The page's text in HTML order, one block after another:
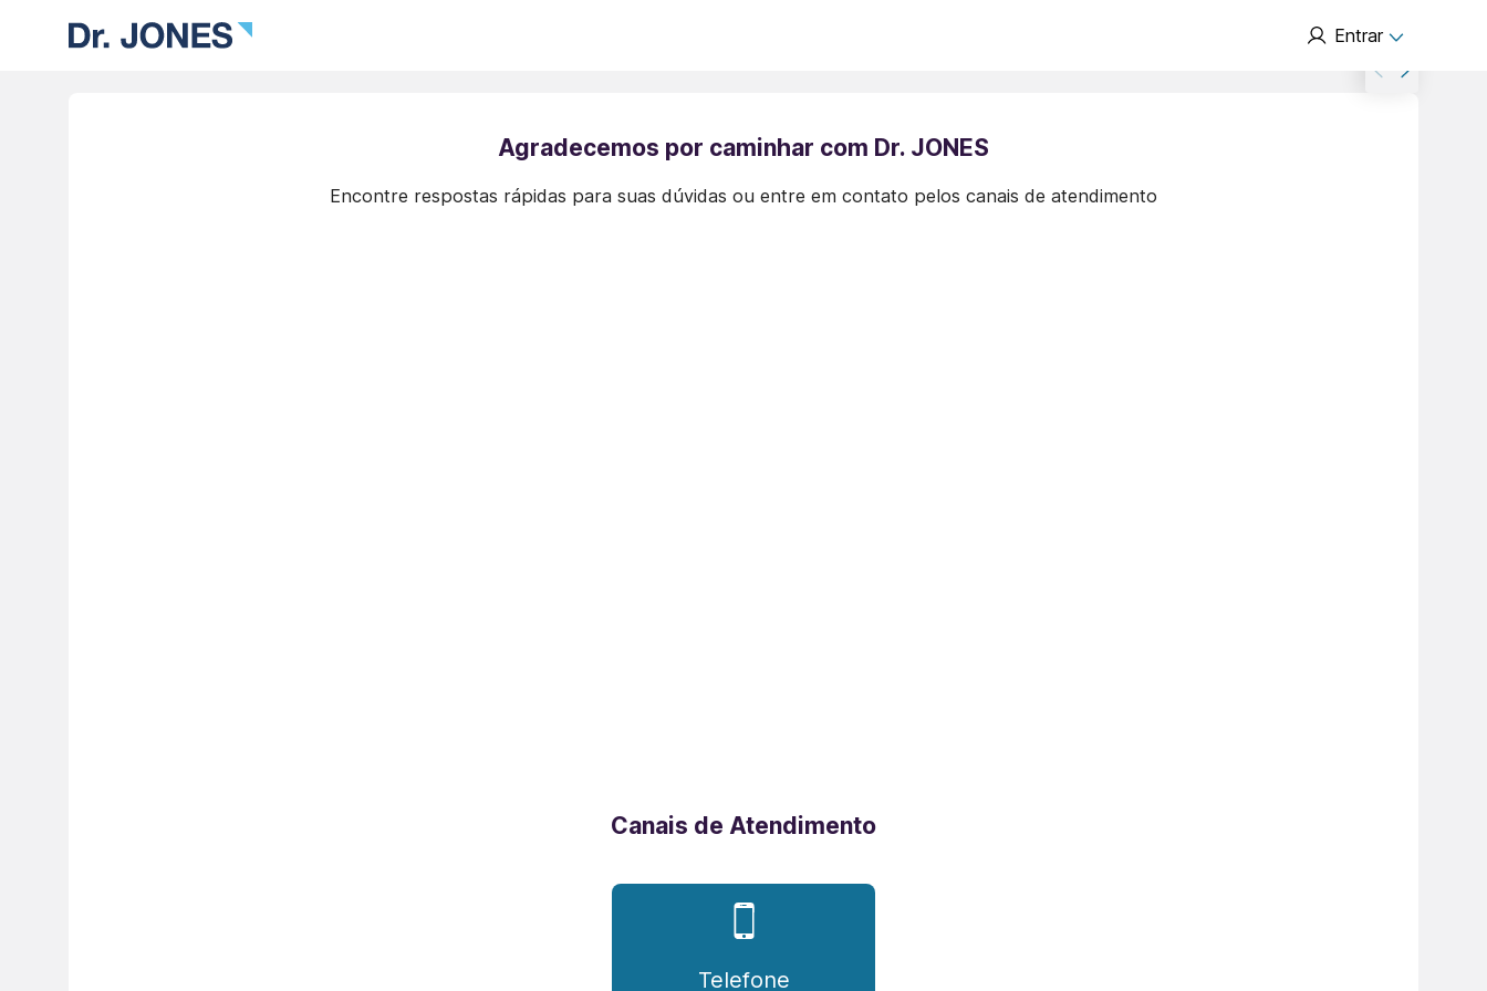
Entrar
Agradecemos por caminhar com Dr. JONES
Encontre respostas rápidas para suas dúvidas ou entre em contato pelos canais de atendimento
Canais de Atendimento
Telefone